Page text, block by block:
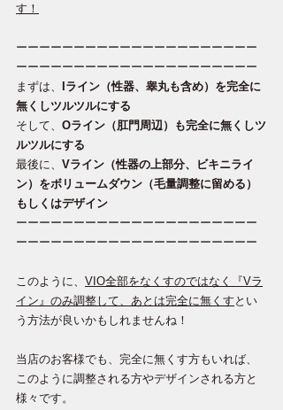
す！
ーーーーーーーーーーーーーーーーーーーーー
ーーーーーーーーーーーーーーーーーーーーー
まずは、 Iライン（性器、睾丸も含め）を完全に
無くしツルツルにする
そして、 Oライン（肛門周辺）も完全に無くしツ
ルツルにする
最後に、 Vライン（性器の上部分、ビキニライ
ン）をボリュームダウン（毛量調整に留める）
もしくはデザイン
ーーーーーーーーーーーーーーーーーーーーー
ーーーーーーーーーーーーーーーーーーーーー
このように、 VIO全部をなくすのではなく『Vラ
イン』のみ調整して、あとは完全に無くす とい
う方法が良いかもしれませんね！
当店のお客様でも、完全に無くす方もいれば、
このように調整される方やデザインされる方と
様々です。